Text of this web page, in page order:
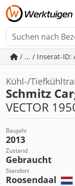
/ ... / Inserat-ID:
Kühl-/
Schmitz
VECTOR
Baujahr
2013
Zustand
Gebraucht
Standort
Roosendaal